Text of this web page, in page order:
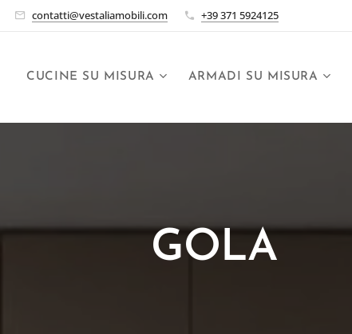
contatti@vestaliamobili.com +39 371 5924125
CUCINE SU MISURA ARMADI SU MISURA
GOLA